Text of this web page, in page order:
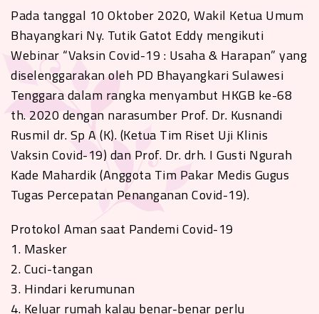
Pada tanggal 10 Oktober 2020, Wakil Ketua Umum
Bhayangkari Ny. Tutik Gatot Eddy mengikuti
Webinar “Vaksin Covid-19 : Usaha & Harapan” yang
diselenggarakan oleh PD Bhayangkari Sulawesi
Tenggara dalam rangka menyambut HKGB ke-68
th. 2020 dengan narasumber Prof. Dr. Kusnandi
Rusmil dr. Sp A (K). (Ketua Tim Riset Uji Klinis
Vaksin Covid-19) dan Prof. Dr. drh. I Gusti Ngurah
Kade Mahardik (Anggota Tim Pakar Medis Gugus
Tugas Percepatan Penanganan Covid-19).
Protokol Aman saat Pandemi Covid-19
1. Masker
2. Cuci-tangan
3. Hindari kerumunan
4. Keluar rumah kalau benar-benar perlu